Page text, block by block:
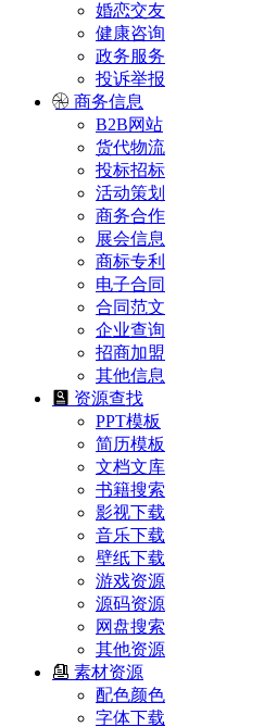
婚恋交友
健康咨询
政务服务
投诉举报
商务信息
B2B网站
货代物流
投标招标
活动策划
商务合作
展会信息
商标专利
电子合同
合同范文
企业查询
招商加盟
其他信息
资源查找
PPT模板
简历模板
文档文库
书籍搜索
影视下载
音乐下载
壁纸下载
游戏资源
源码资源
网盘搜索
其他资源
素材资源
配色颜色
字体下载